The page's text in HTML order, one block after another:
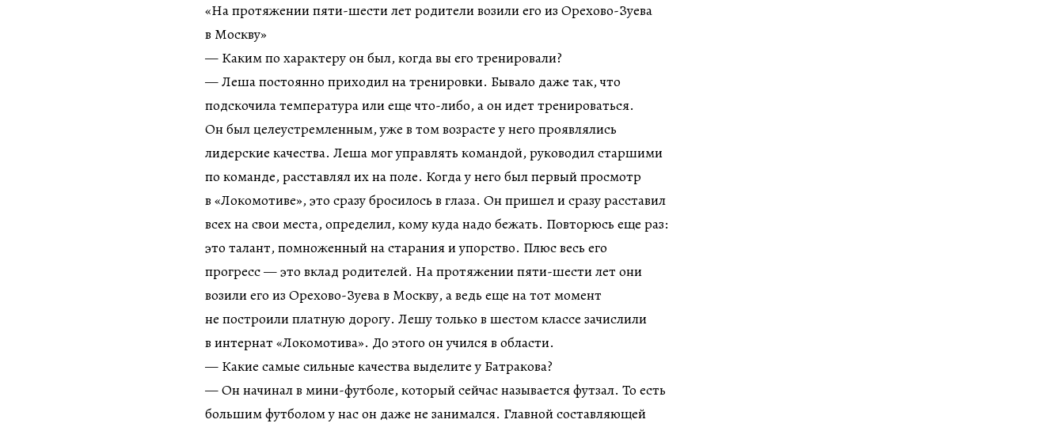
«На протяжении пяти-шести лет родители возили его из Орехово-Зуева
в Москву»
— Каким по характеру он был, когда вы его тренировали?
— Леша постоянно приходил на тренировки. Бывало даже так, что
подскочила температура или еще что-либо, а он идет тренироваться.
Он был целеустремленным, уже в том возрасте у него проявлялись
лидерские качества. Леша мог управлять командой, руководил старшими
по команде, расставлял их на поле. Когда у него был первый просмотр
в «Локомотиве», это сразу бросилось в глаза. Он пришел и сразу расставил
всех на свои места, определил, кому куда надо бежать. Повторюсь еще раз:
это талант, помноженный на старания и упорство. Плюс весь его
прогресс — это вклад родителей. На протяжении пяти-шести лет они
возили его из Орехово-Зуева в Москву, а ведь еще на тот момент
не построили платную дорогу. Лешу только в шестом классе зачислили
в интернат «Локомотива». До этого он учился в области.
— Какие самые сильные качества выделите у Батракова?
— Он начинал в мини-футболе, который сейчас называется футзал. То есть
большим футболом у нас он даже не занимался. Главной составляющей